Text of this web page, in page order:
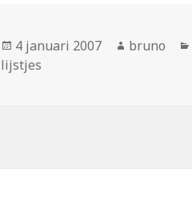
Geplaatst
op
4 januari 2007 Auteur
bruno
lijstjes